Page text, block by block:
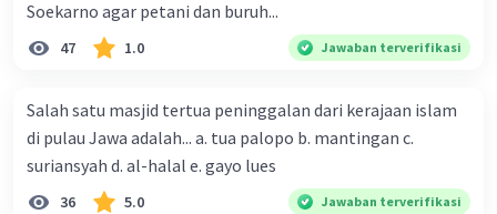
Soekarno agar petani dan buruh...
47 1.0 Jawaban terverifikasi
Salah satu masjid tertua peninggalan dari kerajaan islam
di pulau Jawa adalah... a. tua palopo b. mantingan c.
suriansyah d. al-halal e. gayo lues
36 5.0 Jawaban terverifikasi